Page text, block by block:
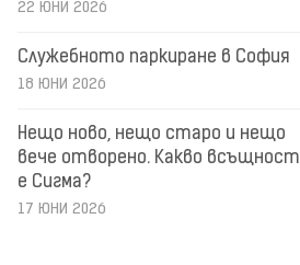
22 ЮНИ 2026
Служебното паркиране в София
18 ЮНИ 2026
Нещо ново, нещо старо и нещо
вече отворено. Какво всъщност
е Сигма?
17 ЮНИ 2026